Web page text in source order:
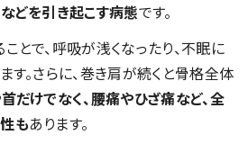
どを引き起こす病態です。
とで、呼吸が浅くなったり、不眠に
す。さらに、巻き肩が続くと骨格全体
だけでなく、腰痛やひざ痛など、全
もあります。